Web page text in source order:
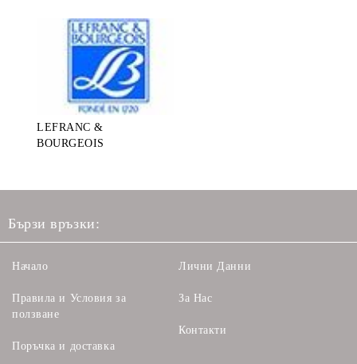
LEFRANC &
BOURGEOIS
Бързи връзки:
Начало
Правила и Условия за
ползване
Поръчка и доставка
Лични Данни
За Нас
Контакти